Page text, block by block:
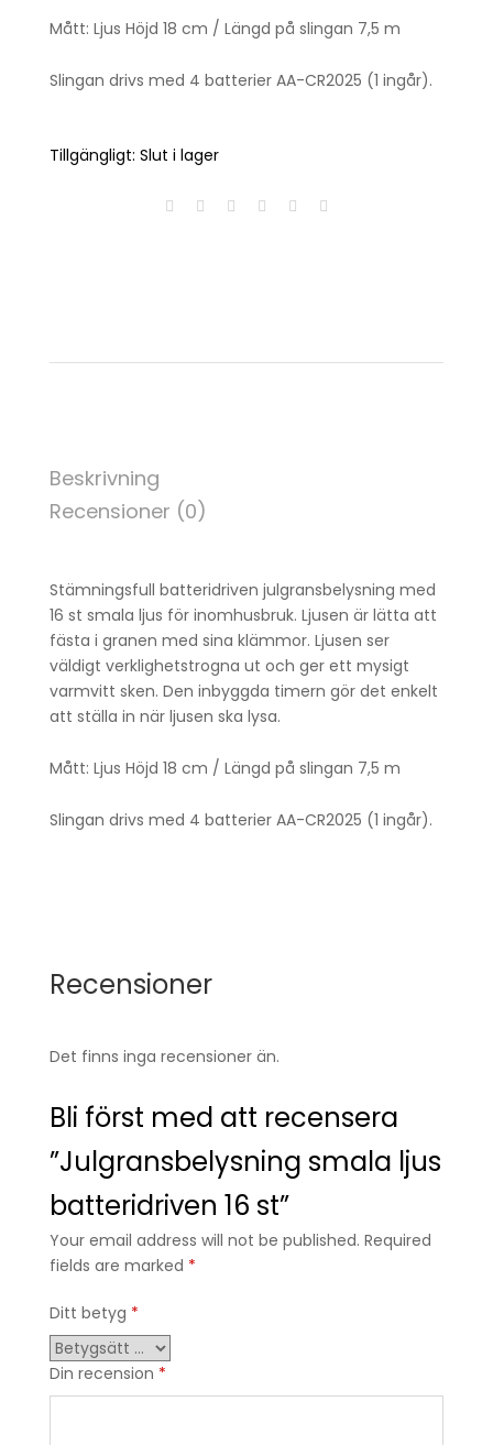
Mått: Ljus Höjd 18 cm / Längd på slingan 7,5 m
Slingan drivs med 4 batterier AA-CR2025 (1 ingår).
Tillgängligt: Slut i lager
Beskrivning
Recensioner (0)
Stämningsfull batteridriven julgransbelysning med
16 st smala ljus för inomhusbruk. Ljusen är lätta att
fästa i granen med sina klämmor. Ljusen ser
väldigt verklighetstrogna ut och ger ett mysigt
varmvitt sken. Den inbyggda timern gör det enkelt
att ställa in när ljusen ska lysa.
Mått: Ljus Höjd 18 cm / Längd på slingan 7,5 m
Slingan drivs med 4 batterier AA-CR2025 (1 ingår).
Recensioner
Det finns inga recensioner än.
Bli först med att recensera
”Julgransbelysning smala ljus
batteridriven 16 st”
Your email address will not be published. Required
fields are marked *
Ditt betyg *
Din recension *